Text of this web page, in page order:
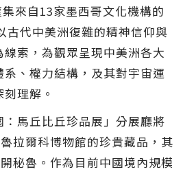
來自13家墨西哥文化機構的
古代中美洲復雜的精神信仰與
索，為觀眾呈現中美洲各大
、權力結構，及其對宇宙運
理解。
馬丘比丘珍品展」分展廳將
拉爾科博物館的珍貴藏品，其
秘魯。作為目前中國境內規模